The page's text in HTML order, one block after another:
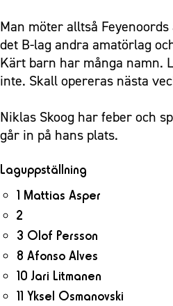
Man möter alltså
det B-lag andra amatörlag
Kärt barn har många namn.
inte. Skall opereras nästa
Niklas Skoog har feber och
går in på hans plats.
Laguppställning
1 Mattias Asper
2
3 Olof Persson
8 Afonso Alves
10 Jari Litmanen
11 Yksel Osmanovski